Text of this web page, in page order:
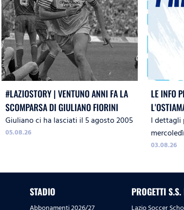
#LAZIOSTORY | VENTUNO ANNI FA LA
SCOMPARSA DI GIULIANO FIORINI
Giuliano ci ha lasciati il 5 agosto 2005
05.08.26
LE INFO
I dettagli
mercoledì
03.08.26
STADIO PROGETTI